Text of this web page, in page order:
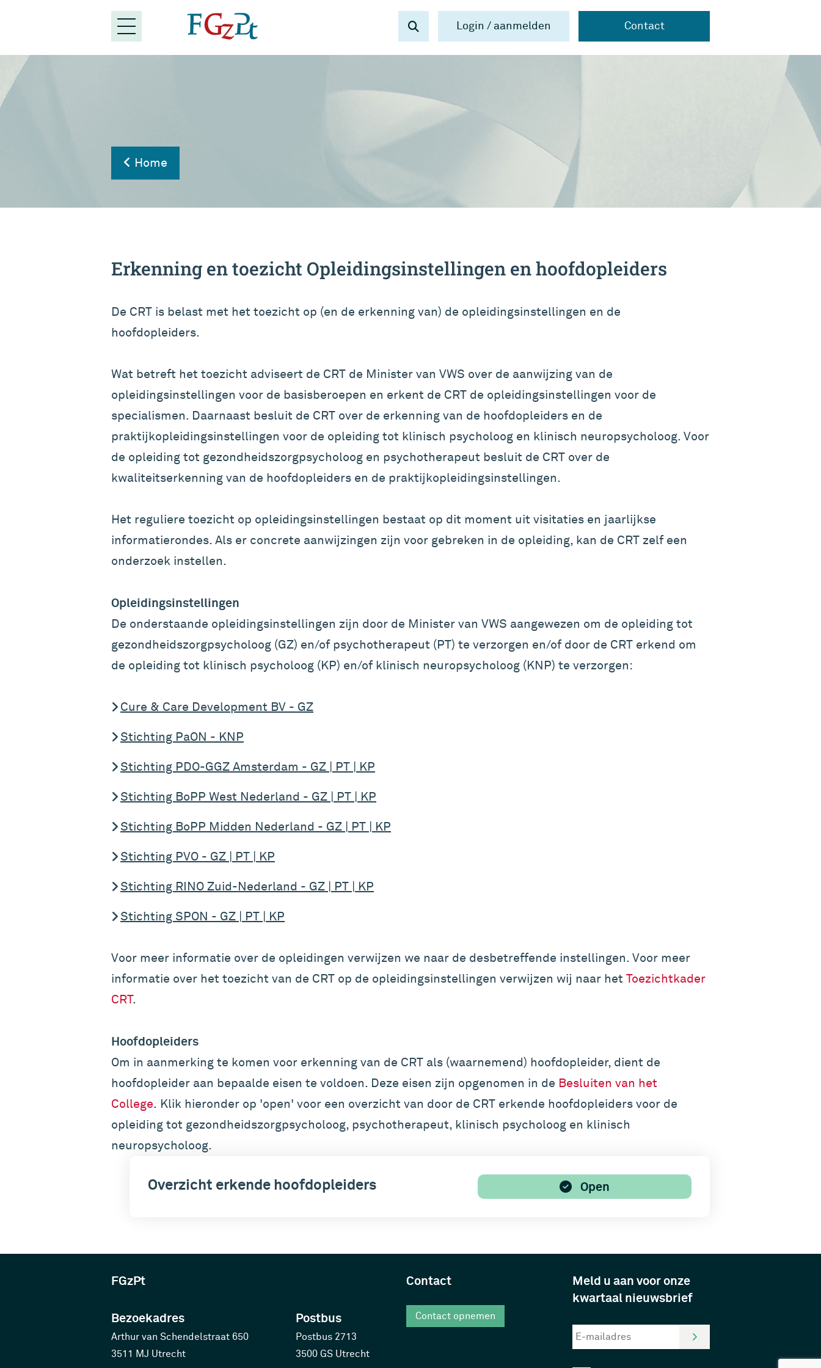
Login / aanmelden Contact
Home
Erkenning en toezicht Opleidingsinstellingen en hoofdopleiders
De CRT is belast met het toezicht op (en de erkenning van) de opleidingsinstellingen en de
hoofdopleiders.
Wat betreft het toezicht adviseert de CRT de Minister van VWS over de aanwijzing van de
opleidingsinstellingen voor de basisberoepen en erkent de CRT de opleidingsinstellingen voor de
specialismen. Daarnaast besluit de CRT over de erkenning van de hoofdopleiders en de
praktijkopleidingsinstellingen voor de opleiding tot klinisch psycholoog en klinisch neuropsycholoog. Voor
de opleiding tot gezondheidszorgpsycholoog en psychotherapeut besluit de CRT over de
kwaliteitserkenning van de hoofdopleiders en de praktijkopleidingsinstellingen.
Het reguliere toezicht op opleidingsinstellingen bestaat op dit moment uit visitaties en jaarlijkse
informatierondes. Als er concrete aanwijzingen zijn voor gebreken in de opleiding, kan de CRT zelf een
onderzoek instellen.
Opleidingsinstellingen
De onderstaande opleidingsinstellingen zijn door de Minister van VWS aangewezen om de opleiding tot
gezondheidszorgpsycholoog (GZ) en/of psychotherapeut (PT) te verzorgen en/of door de CRT erkend om
de opleiding tot klinisch psycholoog (KP) en/of klinisch neuropsycholoog (KNP) te verzorgen:
Cure & Care Development BV - GZ
Stichting PaON - KNP
Stichting PDO-GGZ Amsterdam - GZ | PT | KP
Stichting BoPP West Nederland - GZ | PT | KP
Stichting BoPP Midden Nederland - GZ | PT | KP
Stichting PVO - GZ | PT | KP
Stichting RINO Zuid-Nederland - GZ | PT | KP
Stichting SPON - GZ | PT | KP
Voor meer informatie over de opleidingen verwijzen we naar de desbetreffende instellingen. Voor meer
informatie over het toezicht van de CRT op de opleidingsinstellingen verwijzen wij naar het Toezichtkader
CRT.
Hoofdopleiders
Om in aanmerking te komen voor erkenning van de CRT als (waarnemend) hoofdopleider, dient de
hoofdopleider aan bepaalde eisen te voldoen. Deze eisen zijn opgenomen in de Besluiten van het
College. Klik hieronder op 'open' voor een overzicht van door de CRT erkende hoofdopleiders voor de
opleiding tot gezondheidszorgpsycholoog, psychotherapeut, klinisch psycholoog en klinisch
neuropsycholoog.
Overzicht erkende hoofdopleiders Open
FGzPt
Bezoekadres
Arthur van Schendelstraat 650
3511 MJ Utrecht
Postbus
Postbus 2713
3500 GS Utrecht
Contact
Contact opnemen
Meld u aan voor onze
kwartaal nieuwsbrief